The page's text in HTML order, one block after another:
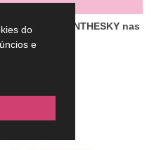
do
e
LULUONTHESKY nas